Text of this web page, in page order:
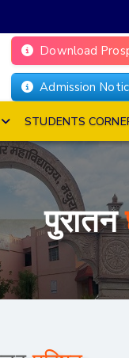
Download
Admission
STUDENTS
पुरातन